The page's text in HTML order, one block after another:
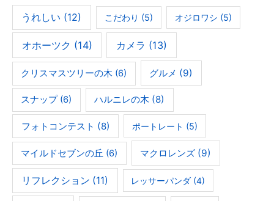
うれしい (12) こだわり (5) オジロワシ (5)
オホーツク (14) カメラ (13)
クリスマスツリーの木 (6) グルメ (9)
スナップ(6) ハルニレの木 (8)
フォトコンテスト (8) ポートレート (5)
マイルドセブンの丘 (6) マクロレンズ (9)
リフレクション (11) レッサーパンダ (4)